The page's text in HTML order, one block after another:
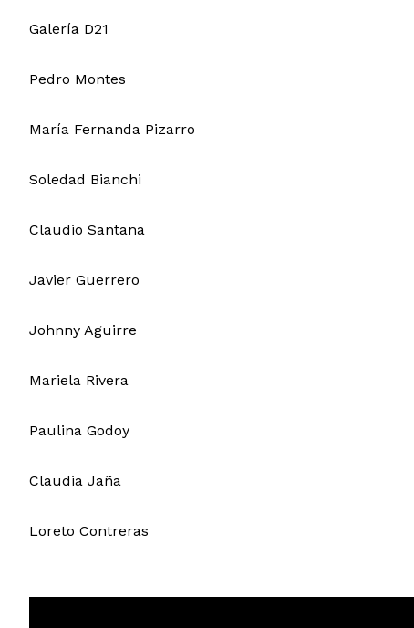
Galería D21
Pedro Montes
María Fernanda Pizarro
Soledad Bianchi
Claudio Santana
Javier Guerrero
Johnny Aguirre
Mariela Rivera
Paulina Godoy
Claudia Jaña
Loreto Contreras